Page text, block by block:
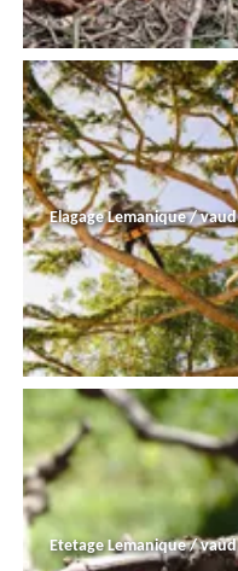
Elagage Lemanique / vaud
Etetage Lemanique / vaud